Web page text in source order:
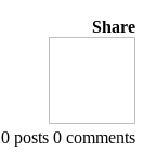
Share
posts 0 comments